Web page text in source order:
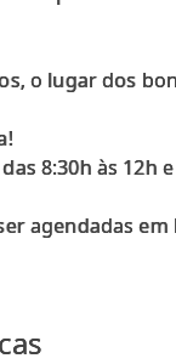
o lugar dos
8:30h às 12h
agendadas